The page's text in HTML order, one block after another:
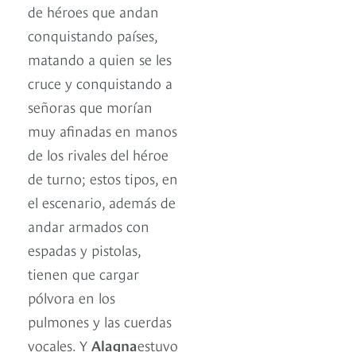
de héroes que andan
conquistando países,
matando a quien se les
cruce y conquistando a
señoras que morían
muy afinadas en manos
de los rivales del héroe
de turno; estos tipos, en
el escenario, además de
andar armados con
espadas y pistolas,
tienen que cargar
pólvora en los
pulmones y las cuerdas
vocales. Y Alagnaestuvo